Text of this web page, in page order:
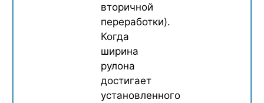
вторичной
переработки).
Когда
ширина
рулона
достигает
установленного